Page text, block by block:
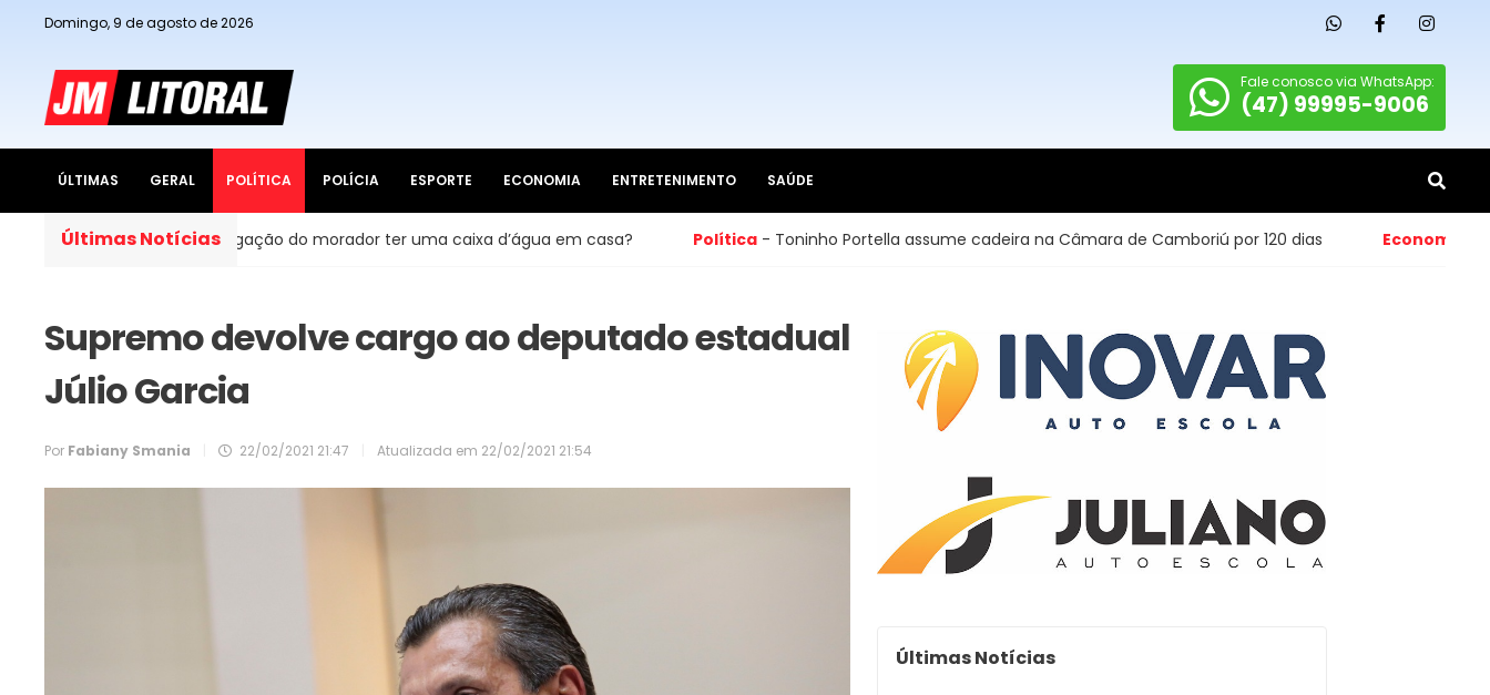
Domingo, 9 de agosto de 2026
Fale conosco via WhatsApp:
(47) 99995-9006
ÚLTIMAS GERAL POLÍTICA POLÍCIA ESPORTE ECONOMIA ENTRETENIMENTO SAÚDE
Últimas Notícias
do Brasil, é obrigação do morador ter uma caixa d’água em casa? Política - Toninho Portella assume cadeira na Câmara de Camboriú por 120 dias Economia - Abertura de
Supremo devolve cargo ao deputado estadual
Júlio Garcia
Por Fabiany Smania 22/02/2021 21:47 Atualizada em 22/02/2021 21:54
Últimas Notícias